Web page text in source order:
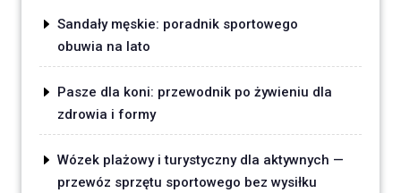
Sandały męskie: poradnik sportowego
obuwia na lato
Pasze dla koni: przewodnik po żywieniu dla
zdrowia i formy
Wózek plażowy i turystyczny dla aktywnych —
przewóz sprzętu sportowego bez wysiłku